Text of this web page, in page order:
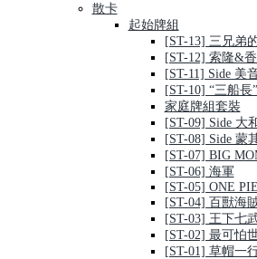
散卡
起始牌組
[ST-13] 三兄弟
[ST-12] 索隆&
[ST-11] Side 美
[ST-10] “三船長
家庭牌組套裝
[ST-09] Side 大
[ST-08] Side 蒙
[ST-07] BIG
[ST-06] 海軍
[ST-05] ONE
[ST-04] 百獸海
[ST-03] 王下七
[ST-02] 最可怕
[ST-01] 草帽一